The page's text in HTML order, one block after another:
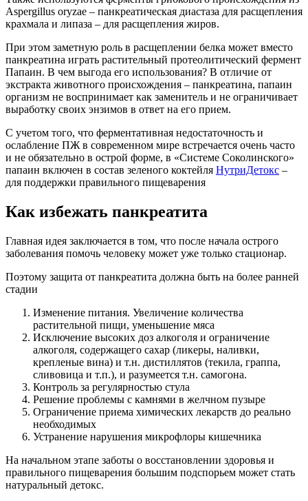
Aspergillus oryzae – панкреатическая диастаза для расщепления
крахмала и липаза – для расщепления жиров.
При этом заметную роль в расщеплении белка может вместо
панкреатина играть растительный протеолитический фермент
Папаин. В чем выгода его использования? В отличие от
экстракта животного происхождения – панкреатина, папаин
организм не воспринимает как заменитель и не ограничивает
выработку своих энзимов в ответ на его прием.
С учетом того, что ферментативная недостаточность и
ослабление ПЖ в современном мире встречается очень часто
и не обязательно в острой форме, в «Системе Соколинского»
папаин включен в состав зеленого коктейля НутриДетокс –
для поддержки правильного пищеварения
Как избежать панкреатита
Главная идея заключается в том, что после начала острого
заболевания помочь человеку может уже только стационар.
Поэтому защита от панкреатита должна быть на более ранней
стадии
Изменение питания. Увеличение количества
растительной пищи, уменьшение мяса
Исключение высоких доз алкоголя и ограничение
алкоголя, содержащего сахар (ликеры, наливки,
крепленые вина) и т.н. дистиллятов (текила, граппа,
сливовица и т.п.), и разумеется т.н. самогона.
Контроль за регулярностью стула
Решение проблемы с камнями в желчном пузыре
Ограничение приема химических лекарств до реально
необходимых
Устранение нарушения микрофлоры кишечника
На начальном этапе заботы о восстановлении здоровья и
правильного пищеварения большим подспорьем может стать
натуральный детокс.